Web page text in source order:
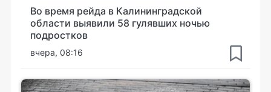
Во время рейда в Калининградской
области выявили 58 гулявших ночью
подростков
вчера, 08:16